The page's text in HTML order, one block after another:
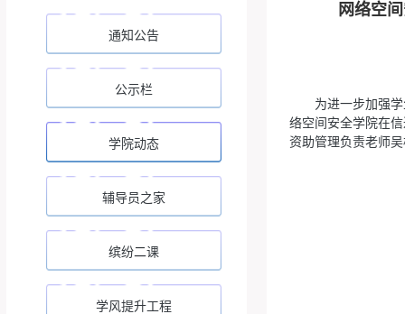
通知公告
公示栏
学院动态
辅导员之家
缤纷二课
学风提升工程
网络空
为进一步加强
络空间安全学院在
资助管理负责老师